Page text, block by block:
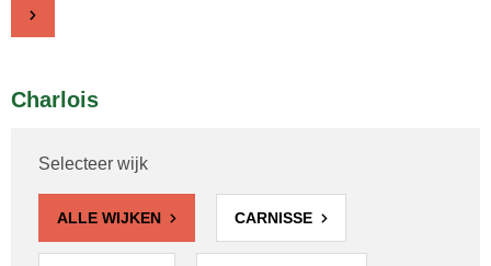
Charlois
Selecteer wijk
ALLE WIJKEN CARNISSE